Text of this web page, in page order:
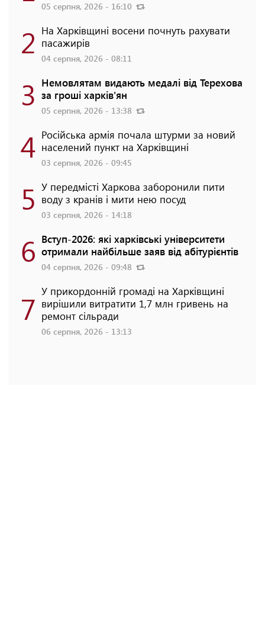
05 серпня, 2026 - 16:10
2 На Харківщині восени почнуть рахувати
пасажирів
04 серпня, 2026 - 08:11
3 Немовлятам видають медалі від Терехова
за гроші харків'ян
05 серпня, 2026 - 13:38
4 Російська армія почала штурми за новий
населений пункт на Харківщині
03 серпня, 2026 - 09:45
5 У передмісті Харкова заборонили пити
воду з кранів і мити нею посуд
03 серпня, 2026 - 14:18
6 Вступ-2026: які харківські університети
отримали найбільше заяв від абітурієнтів
04 серпня, 2026 - 09:48
7 У прикордонній громаді на Харківщині
вирішили витратити 1,7 млн гривень на
ремонт сільради
06 серпня, 2026 - 13:13